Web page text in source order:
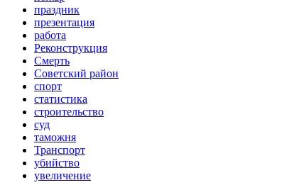
праздник
презентация
работа
Реконструкция
Смерть
Советский район
спорт
статистика
строительство
суд
таможня
Транспорт
убийство
увеличение